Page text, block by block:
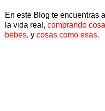
En este Blog te encuentras
la vida real, comprando
bebes, y cosas como esas.